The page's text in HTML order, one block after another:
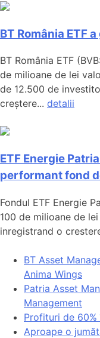
BT România ETF
BT România ETF
de milioane de lei
de 12.500 de
creștere... detalii
ETF Energie
performant fond
Fondul ETF Energie
100 de milioane de
inregistrand o
BT Asset
Anima Wings
Patria Asset
Management
Profituri de
Aproape o